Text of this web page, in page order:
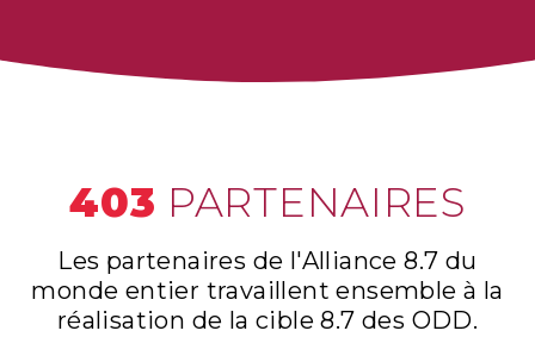
403 PARTENAIRES
Les partenaires de l'Alliance 8.7 du
monde entier travaillent ensemble à la
réalisation de la cible 8.7 des ODD.